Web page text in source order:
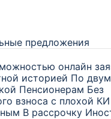
предложения
онлайн
историей По
Пенсионерам Без
взноса с плохой КИ
В рассрочку